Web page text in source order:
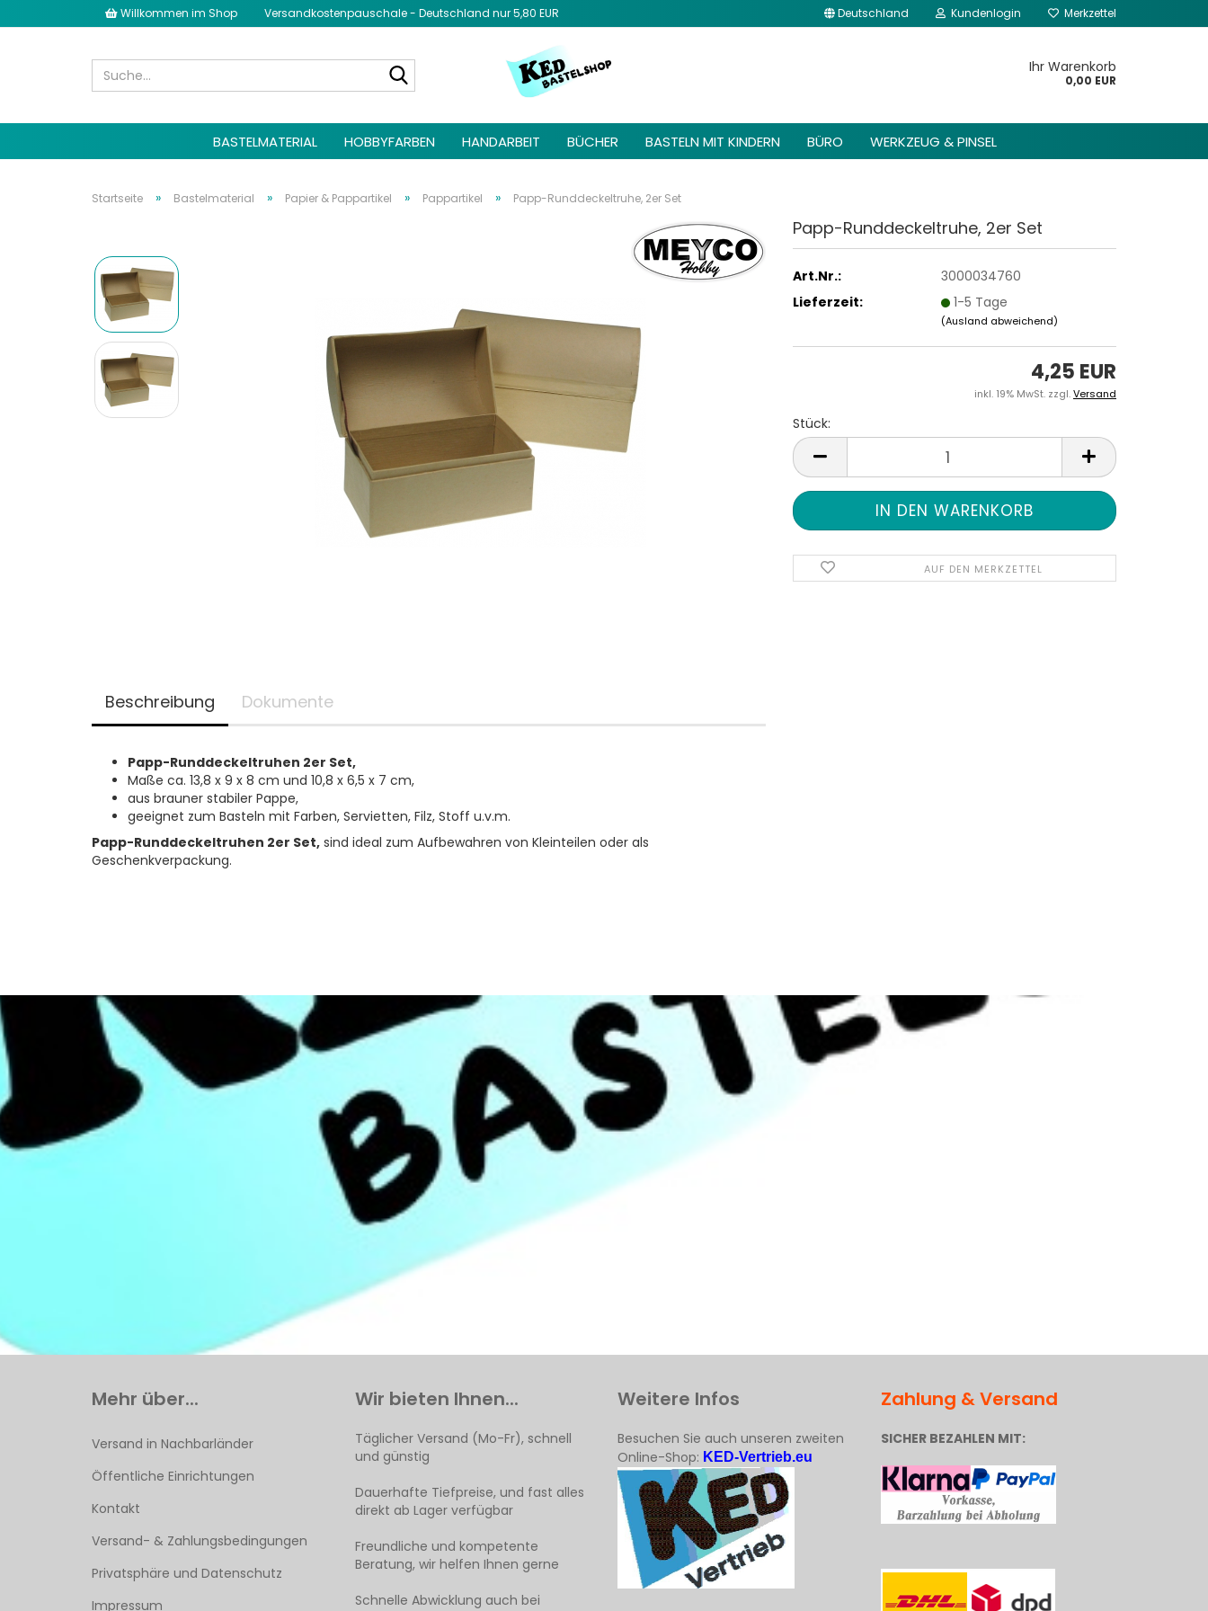
Willkommen im Shop Versandkostenpauschale - Deutschland nur 5,80 EUR Deutschland Kundenlogin Merkzettel
Ihr Warenkorb
0,00 EUR
BASTELMATERIAL HOBBYFARBEN HANDARBEIT BÜCHER BASTELN MIT KINDERN BÜRO WERKZEUG & PINSEL
Startseite » Bastelmaterial » Papier & Pappartikel » Pappartikel » Papp-Runddeckeltruhe, 2er Set
Papp-Runddeckeltruhe, 2er Set
Art.Nr.:
3000034760
Lieferzeit:
1-5 Tage
(Ausland abweichend)
4,25 EUR
inkl. 19% MwSt. zzgl.Versand
Stück:
Stück
AUF DEN MERKZETTEL
Beschreibung Dokumente
Papp-Runddeckeltruhen 2er Set,
Maße ca. 13,8 x 9 x 8 cm und 10,8 x 6,5 x 7 cm,
aus brauner stabiler Pappe,
geeignet zum Basteln mit Farben, Servietten, Filz, Stoff u.v.m.
Papp-Runddeckeltruhen 2er Set, sind ideal zum Aufbewahren von Kleinteilen oder als
Geschenkverpackung.
Mehr über...
Versand in Nachbarländer
Öffentliche Einrichtungen
Kontakt
Versand- & Zahlungsbedingungen
Privatsphäre und Datenschutz
Impressum
Wir bieten Ihnen...
Täglicher Versand (Mo-Fr), schnell
und günstig
Dauerhafte Tiefpreise, und fast alles
direkt ab Lager verfügbar
Freundliche und kompetente
Beratung, wir helfen Ihnen gerne
Schnelle Abwicklung auch bei
Weitere Infos
Besuchen Sie auch unseren zweiten
Online-Shop: KED-Vertrieb.eu
Zahlung & Versand
SICHER BEZAHLEN MIT: